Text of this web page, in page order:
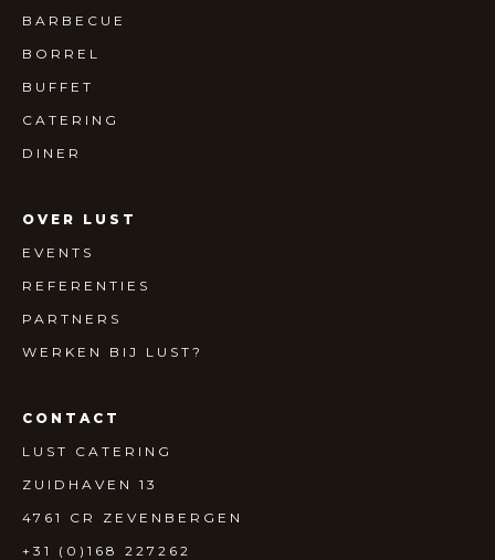
BARBECUE
BORREL
BUFFET
CATERING
DINER
OVER LUST
EVENTS
REFERENTIES
PARTNERS
WERKEN BIJ LUST?
CONTACT
LUST CATERING
ZUIDHAVEN 13
4761 CR ZEVENBERGEN
+31 (0)168 227262